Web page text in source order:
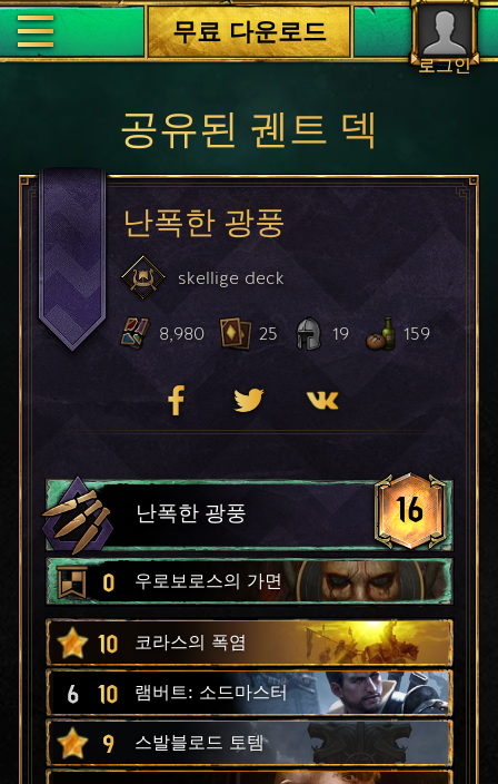
로그인
무료 다운로드
공유된 궨트 덱
난폭한 광풍
skellige deck
8,980 25 19 159
난폭한 광풍 16
0 우로보로스의 가면
10 코라스의 폭염
6 10 램버트: 소드마스터
9 스발블로드 토템